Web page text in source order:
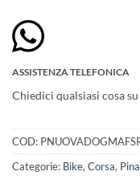
ASSISTENZA TELEFONICA
Chiedici qualsiasi cosa su
COD:
Categorie: Bike, Corsa,